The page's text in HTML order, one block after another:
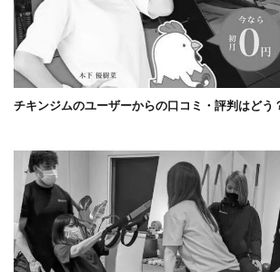
チキンジムのユーザーからの口コミ・評判はどう